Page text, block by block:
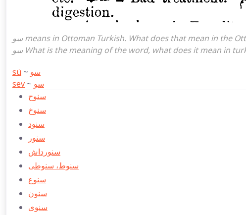
سو means in Ottoman Turkish. What does that mean in the Ottoman language سو. سو attoman turkish I mean,
sü ~ سو
sev ~ سو
سنوح
سنوخ
سنود
سنور
سنورداش
سنوط، سنوطی
سنوع
سنون
سنوی